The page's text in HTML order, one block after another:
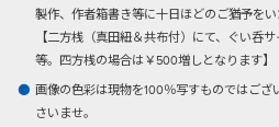
製作、作者箱書き等に十日ほどのご猶予をい
【二方桟（真田紐＆共布付）にて、ぐい呑
等。四方桟の場合は￥500増しとなります】
画像の色彩は現物を100％写すものではござ
さいませ。